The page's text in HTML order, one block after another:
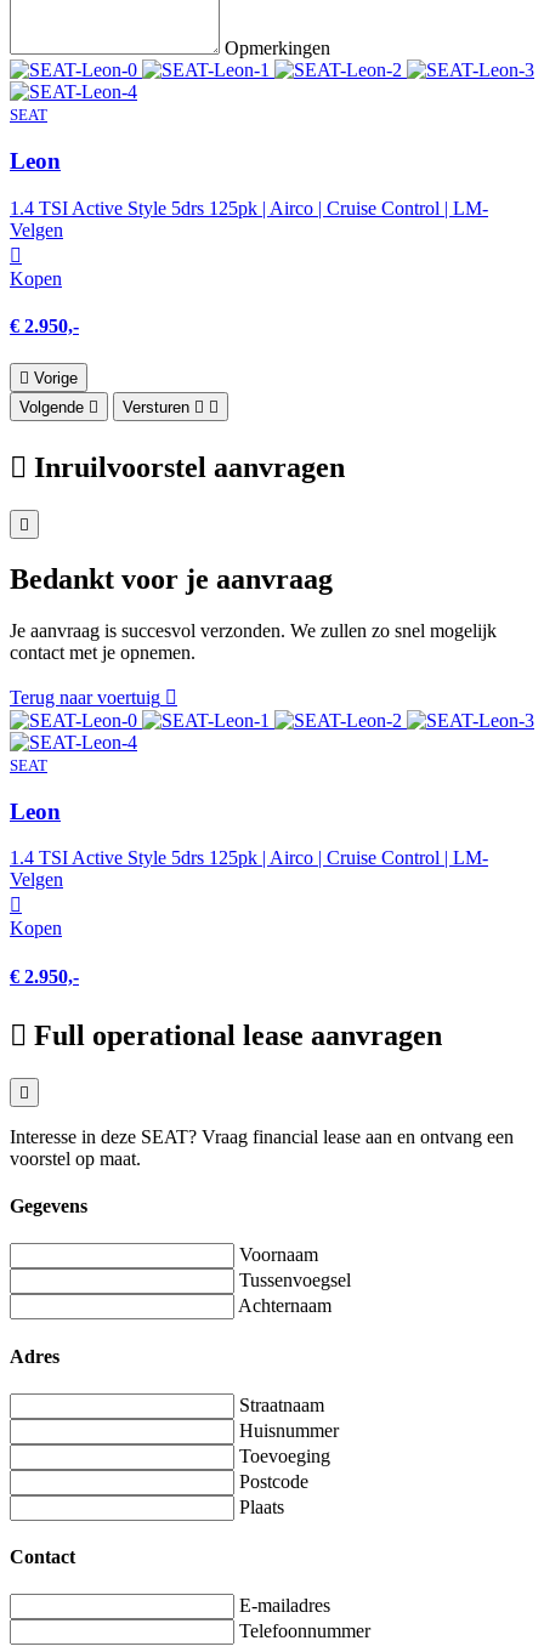
Opmerkingen
SEAT
Leon
1.4 TSI Active Style 5drs 125pk | Airco | Cruise Control | LM-
Velgen
Kopen
€ 2.950,-
Vorige
Volgende
Versturen
Inruilvoorstel aanvragen
Bedankt voor je aanvraag
Je aanvraag is succesvol verzonden. We zullen zo snel mogelijk
contact met je opnemen.
Terug naar voertuig
SEAT
Leon
1.4 TSI Active Style 5drs 125pk | Airco | Cruise Control | LM-
Velgen
Kopen
€ 2.950,-
Full operational lease aanvragen
Interesse in deze SEAT? Vraag financial lease aan en ontvang een
voorstel op maat.
Gegevens
Voornaam
Tussenvoegsel
Achternaam
Adres
Straatnaam
Huisnummer
Toevoeging
Postcode
Plaats
Contact
E-mailadres
Telefoonnummer